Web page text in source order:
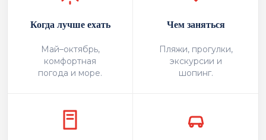
Когда лучше ехать
Май–октябрь,
комфортная
погода и море.
Чем заняться
Пляжи, прогулки,
экскурсии и
шопинг.